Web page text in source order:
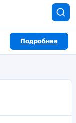
Подробнее